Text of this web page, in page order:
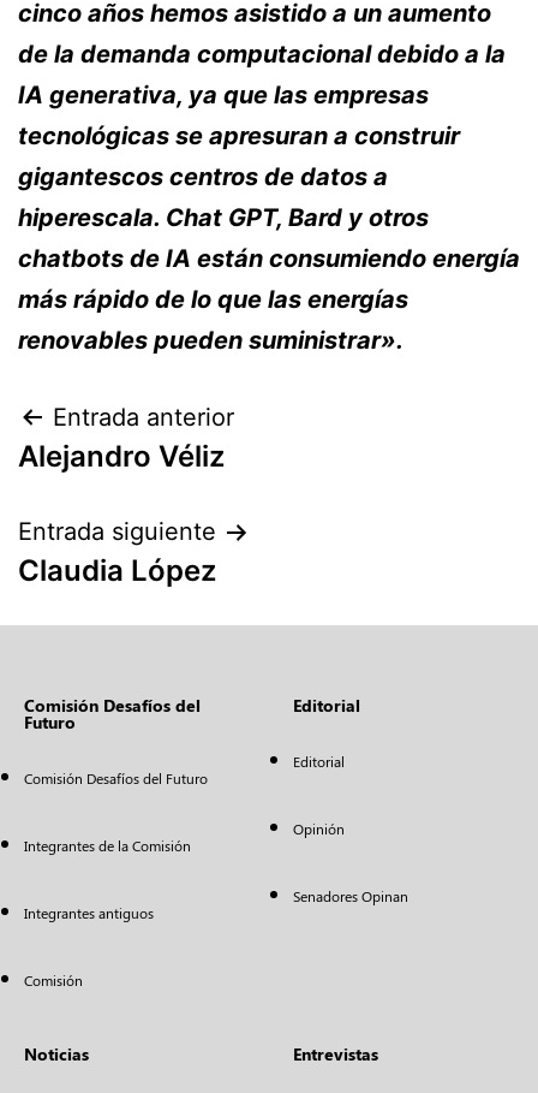
cinco años hemos asistido a un aumento
de la demanda computacional debido a la
IA generativa, ya que las empresas
tecnológicas se apresuran a construir
gigantescos centros de datos a
hiperescala. Chat GPT, Bard y otros
chatbots de IA están consumiendo energía
más rápido de lo que las energías
renovables pueden suministrar».
Entrada anterior
Alejandro Véliz
Entrada siguiente
Claudia López
Comisión Desafíos del
Futuro
Comisión Desafíos del Futuro
Integrantes de la Comisión
Integrantes antiguos
Comisión
Editorial
Editorial
Opinión
Senadores Opinan
Noticias Entrevistas